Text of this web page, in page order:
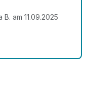
am 11.09.2025